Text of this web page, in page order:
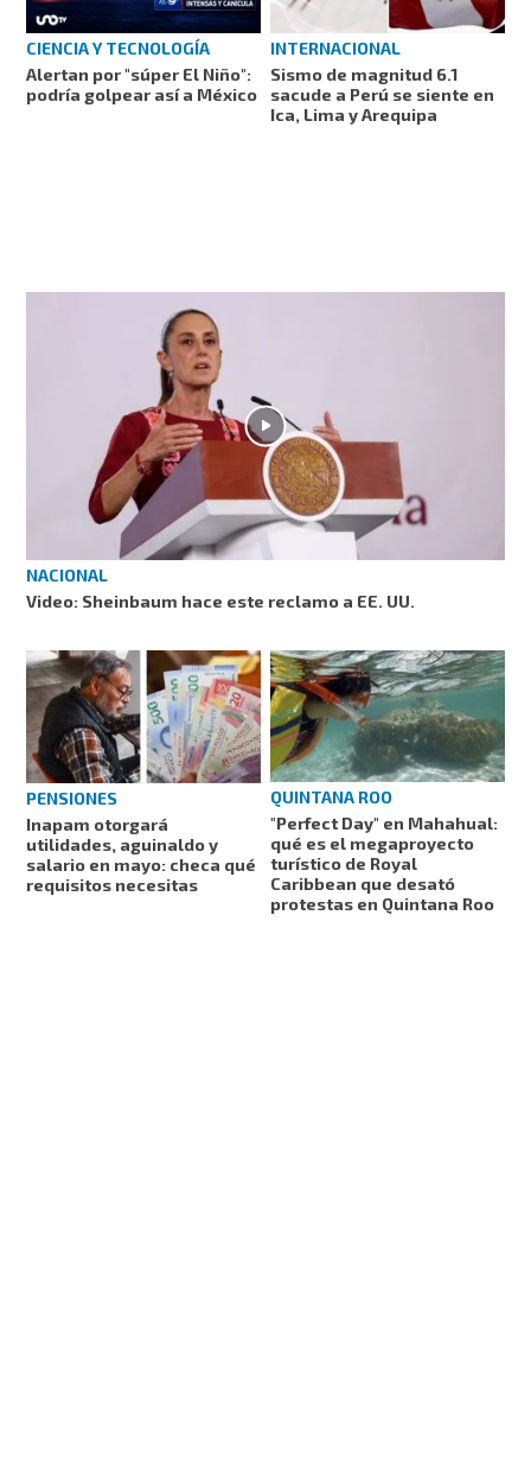
CIENCIA Y TECNOLOGÍA
Alertan por "súper El Niño":
podría golpear así a México
INTERNACIONAL
Sismo de magnitud 6.1
sacude a Perú se siente en
Ica, Lima y Arequipa
NACIONAL
Video: Sheinbaum hace este reclamo a EE. UU.
PENSIONES
Inapam otorgará
utilidades, aguinaldo y
salario en mayo: checa qué
requisitos necesitas
QUINTANA ROO
"Perfect Day" en Mahahual:
qué es el megaproyecto
turístico de Royal
Caribbean que desató
protestas en Quintana Roo